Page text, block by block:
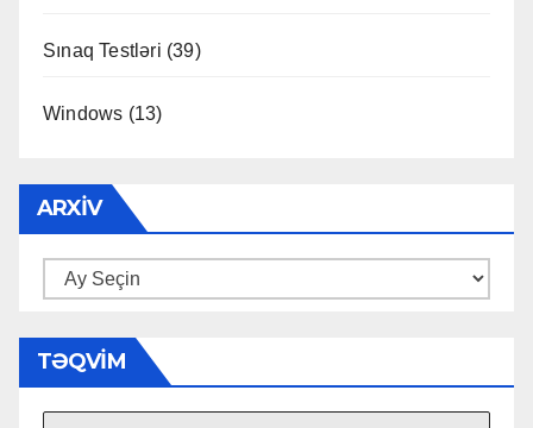
Sınaq Testləri (39)
Windows (13)
ARXIV
Arxiv
TƏQVIM